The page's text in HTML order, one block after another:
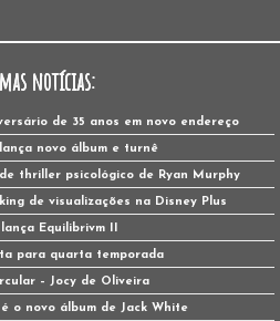
notícias:
de 35 anos em novo endereço
novo álbum e turnê
thriller psicológico de Ryan Murphy
de visualizações na Disney Plus
Equilibrivm II
para quarta temporada
– Jocy de Oliveira
o novo álbum de Jack White